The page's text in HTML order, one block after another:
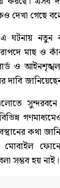
গেছে
এ ঘটনায়
মাছ ও
ও আইনশৃঙ্খলা
কথা
মোবাইল
সম্ভব হয় নাই।